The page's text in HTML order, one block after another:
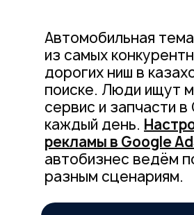
Автомобильная
из самых
дорогих ниш в
поиске. Люди ищут
сервис и запчасти в
каждый день.
рекламы в Google
автобизнес ведём
разным сценариям.